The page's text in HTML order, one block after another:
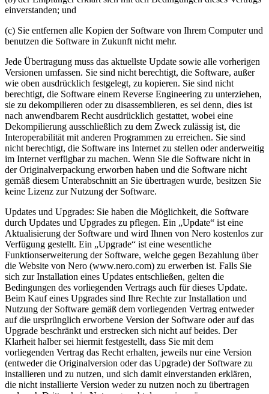
einverstanden; und
(c) Sie entfernen alle Kopien der Software von Ihrem Computer und
benutzen die Software in Zukunft nicht mehr.
Jede Übertragung muss das aktuellste Update sowie alle vorherigen
Versionen umfassen. Sie sind nicht berechtigt, die Software, außer
wie oben ausdrücklich festgelegt, zu kopieren. Sie sind nicht
berechtigt, die Software einem Reverse Engineering zu unterziehen,
sie zu dekompilieren oder zu disassemblieren, es sei denn, dies ist
nach anwendbarem Recht ausdrücklich gestattet, wobei eine
Dekompilierung ausschließlich zu dem Zweck zulässig ist, die
Interoperabilität mit anderen Programmen zu erreichen. Sie sind
nicht berechtigt, die Software ins Internet zu stellen oder anderweitig
im Internet verfügbar zu machen. Wenn Sie die Software nicht in
der Originalverpackung erworben haben und die Software nicht
gemäß diesem Unterabschnitt an Sie übertragen wurde, besitzen Sie
keine Lizenz zur Nutzung der Software.
Updates und Upgrades: Sie haben die Möglichkeit, die Software
durch Updates und Upgrades zu pflegen. Ein „Update“ ist eine
Aktualisierung der Software und wird Ihnen von Nero kostenlos zur
Verfügung gestellt. Ein „Upgrade“ ist eine wesentliche
Funktionserweiterung der Software, welche gegen Bezahlung über
die Website von Nero (www.nero.com) zu erwerben ist. Falls Sie
sich zur Installation eines Updates entschließen, gelten die
Bedingungen des vorliegenden Vertrags auch für dieses Update.
Beim Kauf eines Upgrades sind Ihre Rechte zur Installation und
Nutzung der Software gemäß dem vorliegenden Vertrag entweder
auf die ursprünglich erworbene Version der Software oder auf das
Upgrade beschränkt und erstrecken sich nicht auf beides. Der
Klarheit halber sei hiermit festgestellt, dass Sie mit dem
vorliegenden Vertrag das Recht erhalten, jeweils nur eine Version
(entweder die Originalversion oder das Upgrade) der Software zu
installieren und zu nutzen, und sich damit einverstanden erklären,
die nicht installierte Version weder zu nutzen noch zu übertragen